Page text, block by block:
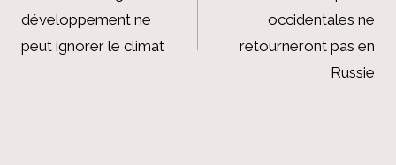
l’article
développement ne
peut ignorer le climat
occidentales ne
retourneront pas en
Russie